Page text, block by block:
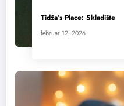
Tidža’s Place: Skladište
februar 12, 2026